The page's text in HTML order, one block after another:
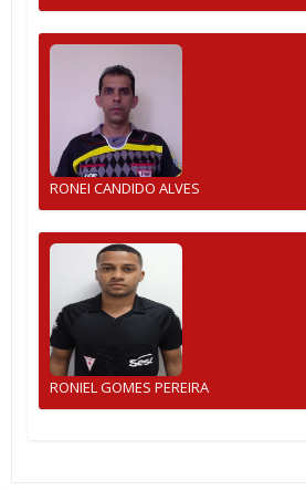
RONEI CANDIDO ALVES
RONIEL GOMES PEREIRA